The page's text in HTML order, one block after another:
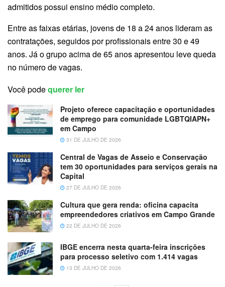
admitidos possui ensino médio completo.
Entre as faixas etárias, jovens de 18 a 24 anos lideram as
contratações, seguidos por profissionais entre 30 e 49
anos. Já o grupo acima de 65 anos apresentou leve queda
no número de vagas.
Você podequerer ler
Projeto oferece capacitação e oportunidades
de emprego para comunidade LGBTQIAPN+
em Campo
31 DE JULHO DE 2026
Central de Vagas de Asseio e Conservação
tem 30 oportunidades para serviços gerais na
Capital
27 DE JULHO DE 2026
Cultura que gera renda: oficina capacita
empreendedores criativos em Campo Grande
22 DE JULHO DE 2026
IBGE encerra nesta quarta-feira inscrições
para processo seletivo com 1.414 vagas
13 DE JULHO DE 2026